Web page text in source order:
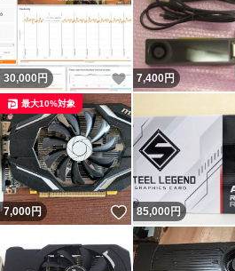
30,000円 いいね！
7,400円
7,000円 いいね！
最大10%対象
85,000円